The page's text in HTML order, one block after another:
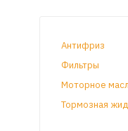
Антифриз
Фильтры
Моторное
Тормозная